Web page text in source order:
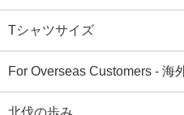
Tシャツサイズ
For Overseas Customers - 海
北伐の歩み